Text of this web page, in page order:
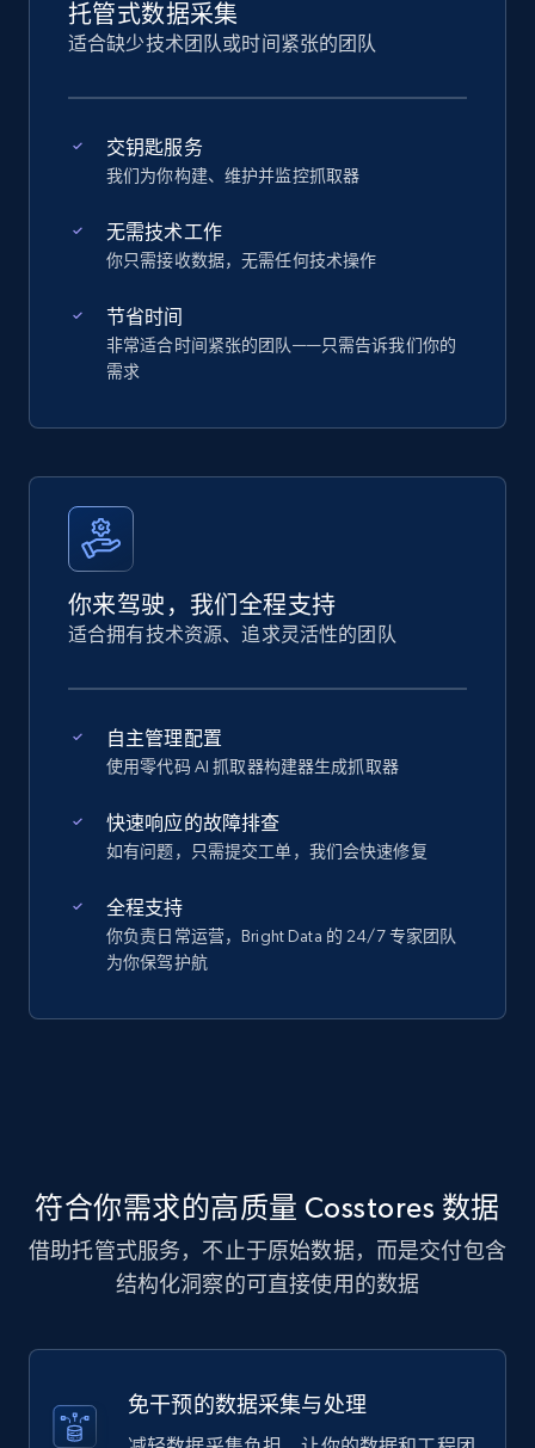
托管式数据采集
适合缺少技术团队或时间紧张的团队
交钥匙服务
我们为你构建、维护并监控抓取器
无需技术工作
你只需接收数据，无需任何技术操作
节省时间
非常适合时间紧张的团队——只需告诉我们你的
需求
你来驾驶，我们全程支持
适合拥有技术资源、追求灵活性的团队
自主管理配置
使用零代码 AI 抓取器构建器生成抓取器
快速响应的故障排查
如有问题，只需提交工单，我们会快速修复
全程支持
你负责日常运营，Bright Data 的 24/7 专家团队
为你保驾护航
符合你需求的高质量 Cosstores 数据
借助托管式服务，不止于原始数据，而是交付包含
结构化洞察的可直接使用的数据
免干预的数据采集与处理